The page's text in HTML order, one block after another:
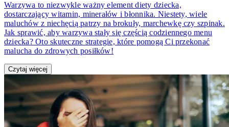
Warzywa to niezwykle ważny element diety dziecka,
dostarczający witamin, minerałów i błonnika. Niestety, wiele
maluchów z niechęcią patrzy na brokuły, marchewkę czy szpinak.
Jak sprawić, aby warzywa stały się częścią codziennego menu
dziecka? Oto skuteczne strategie, które pomogą Ci przekonać
malucha do zdrowych posiłków!
Czytaj więcej